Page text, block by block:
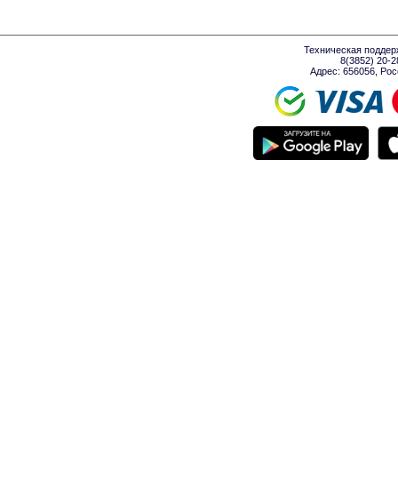
Техническая
8(3852) 20-
Адрес: 656056,